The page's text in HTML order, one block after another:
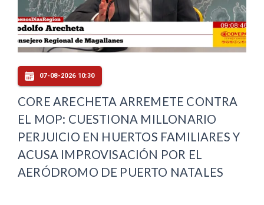
07-08-2026 10:30
CORE ARECHETA ARREMETE CONTRA
EL MOP: CUESTIONA MILLONARIO
PERJUICIO EN HUERTOS FAMILIARES Y
ACUSA IMPROVISACIÓN POR EL
AERÓDROMO DE PUERTO NATALES